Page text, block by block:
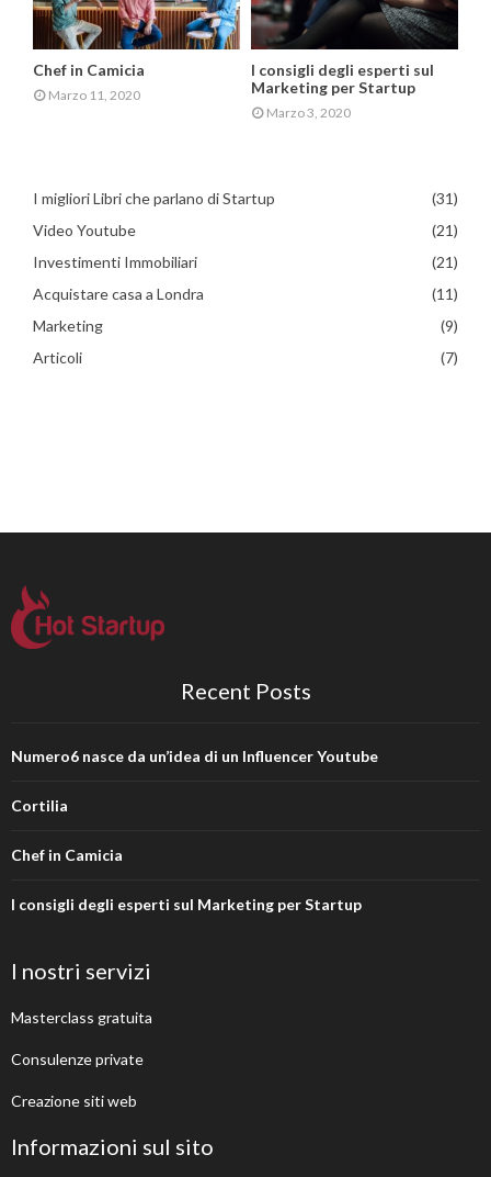
Chef in Camicia
Marzo 11, 2020
I consigli degli esperti sul
Marketing per Startup
Marzo 3, 2020
I migliori Libri che parlano di Startup
(31)
Video Youtube
(21)
Investimenti Immobiliari
(21)
Acquistare casa a Londra
(11)
Marketing
(9)
Articoli
(7)
Recent Posts
Numero6 nasce da un’idea di un Influencer Youtube
Cortilia
Chef in Camicia
I consigli degli esperti sul Marketing per Startup
I nostri servizi
Masterclass gratuita
Consulenze private
Creazione siti web
Informazioni sul sito